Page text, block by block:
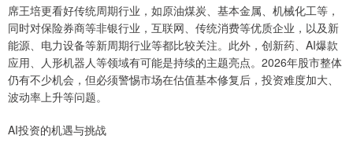
席王培更看好传统周期行业，如原油煤炭、基本金属、机械化工等，
同时对保险券商等非银行业，互联网、传统消费等优质企业，以及新
能源、电力设备等新周期行业等都比较关注。此外，创新药、AI爆款
应用、人形机器人等领域有可能是持续的主题亮点。2026年股市整体
仍有不少机会，但必须警惕市场在估值基本修复后，投资难度加大、
波动率上升等问题。
AI投资的机遇与挑战